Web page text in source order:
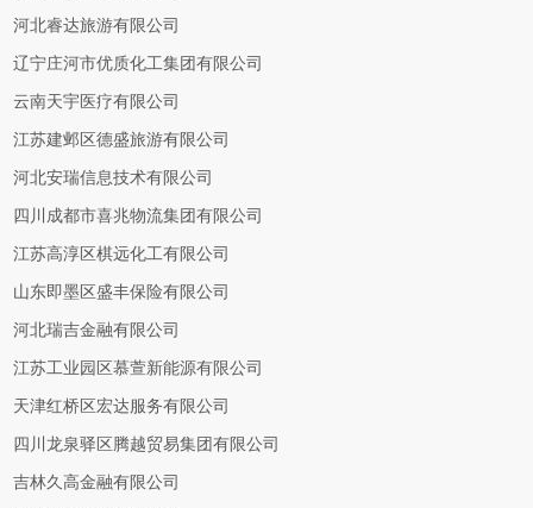
河北睿达旅游有限公司
辽宁庄河市优质化工集团有限公司
云南天宇医疗有限公司
江苏建邺区德盛旅游有限公司
河北安瑞信息技术有限公司
四川成都市喜兆物流集团有限公司
江苏高淳区棋远化工有限公司
山东即墨区盛丰保险有限公司
河北瑞吉金融有限公司
江苏工业园区慕萱新能源有限公司
天津红桥区宏达服务有限公司
四川龙泉驿区腾越贸易集团有限公司
吉林久高金融有限公司